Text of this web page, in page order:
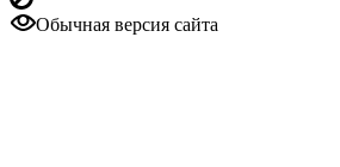
Обычная версия сайта